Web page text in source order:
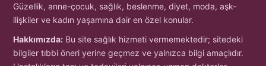
Güzellik, anne-çocuk, sağlık, beslenme, diyet, moda, aşk-
ilişkiler ve kadın yaşamına dair en özel konular.
Hakkımızda: Bu site sağlık hizmeti vermemektedir; sitedeki
bilgiler tıbbi öneri yerine geçmez ve yalnızca bilgi amaçlıdır.